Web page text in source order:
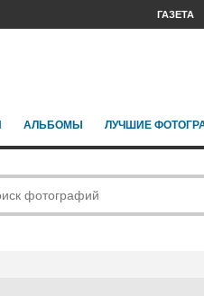
ГАЗЕТА
АЛЬБОМЫ ЛУЧШИЕ